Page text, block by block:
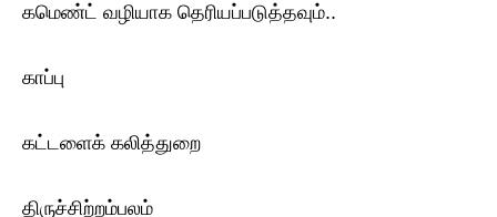
கமெண்ட் வழியாக தெரியப்படுத்தவும்..
காப்பு
கட்டளைக் கலித்துறை
திருச்சிற்றம்பலம்